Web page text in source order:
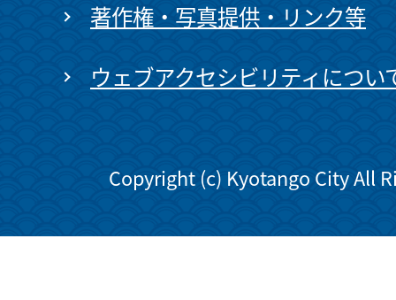
著作権・写真提供・リンク等
ウェブアクセシビリティについ
Copyright (c) Kyotango City All